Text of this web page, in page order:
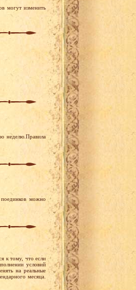
могут изменить
неделю.Правила
можно
к тому, что если
условий
на реальные
месяца.